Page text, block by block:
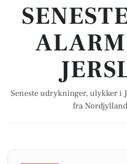
Seneste udrykninger, ulykker i
fra